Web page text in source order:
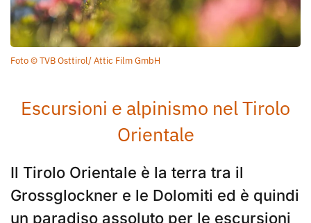
Foto © TVB Osttirol/ Attic Film GmbH
Escursioni e alpinismo nel Tirolo
Orientale
Il Tirolo Orientale è la terra tra il
Grossglockner e le Dolomiti ed è quindi
un paradiso assoluto per le escursioni